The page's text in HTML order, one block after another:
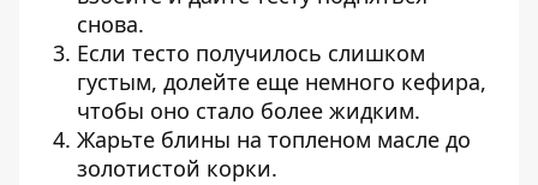
снова.
Если тесто получилось слишком
густым, долейте еще немного кефира,
чтобы оно стало более жидким.
Жарьте блины на топленом масле до
золотистой корки.